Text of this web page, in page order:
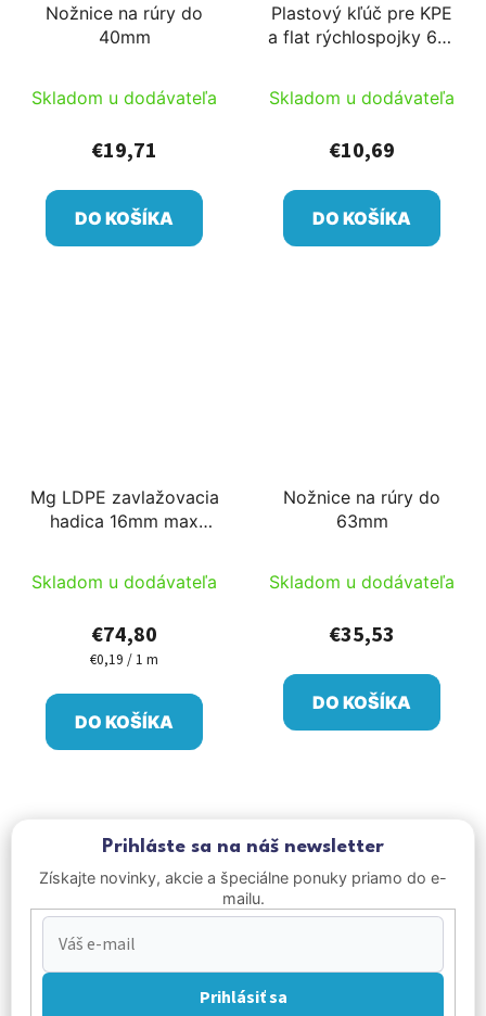
Nožnice na rúry do
40mm
Skladom u dodávateľa
€19,71
DO KOŠÍKA
Plastový kľúč pre KPE
a flat rýchlospojky 63-
Skladom u dodávateľa
€10,69
DO KOŠÍKA
Mg LDPE zavlažovacia
hadica 16mm max
pre kvapkovač, pre
postrekovač
Skladom u dodávateľa
€74,80
Jednotková
€0,19 / 1 m
DO KOŠÍKA
Nožnice na rúry do
63mm
Skladom u dodávateľa
€35,53
DO KOŠÍKA
Prihláste sa na náš newsletter
Získajte novinky, akcie a špeciálne ponuky priamo do e-
mailu.
Prihlásiť sa